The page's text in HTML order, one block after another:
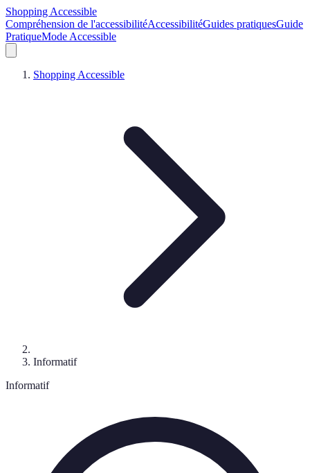
Shopping Accessible
Compréhension de l'accessibilitéAccessibilitéGuides pratiquesGuide
PratiqueMode Accessible
Shopping Accessible
Informatif
Informatif